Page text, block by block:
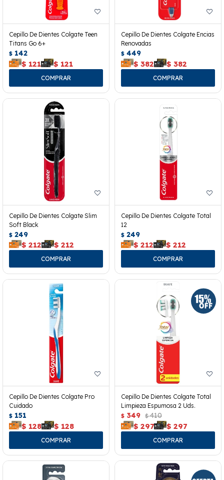
Cepillo De Dientes Colgate Teen
Titans Go 6+
$ 142
$ 121 $ 121
Cepillo De Dientes Colgate Encias
Renovadas
$ 449
$ 382 $ 382
Cepillo De Dientes Colgate Slim
Soft Black
$ 249
$ 212 $ 212
Cepillo De Dientes Colgate Total
12
$ 249
$ 212 $ 212
Cepillo De Dientes Colgate Pro
Cuidado
$ 151
$ 128 $ 128
Cepillo De Dientes Colgate Total
Limpieza Espumosa 2 Uds.
$ 349 $ 410
$ 297 $ 297